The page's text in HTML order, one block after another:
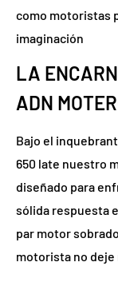
como motoristas
imaginación
LA
ADN
Bajo el
650 late nuestro
diseñado para
sólida respuesta
par motor
motorista no